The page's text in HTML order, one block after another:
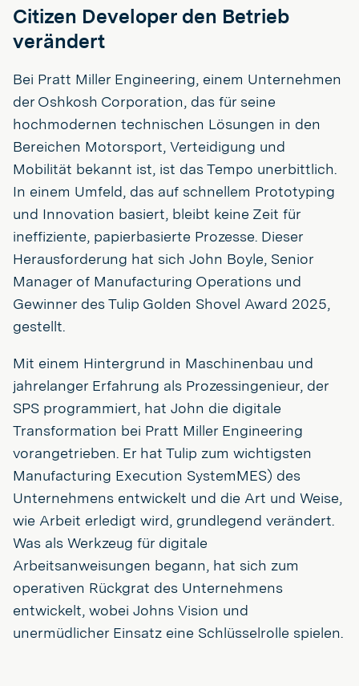
Citizen Developer den Betrieb
verändert
Bei Pratt Miller Engineering, einem Unternehmen
der Oshkosh Corporation, das für seine
hochmodernen technischen Lösungen in den
Bereichen Motorsport, Verteidigung und
Mobilität bekannt ist, ist das Tempo unerbittlich.
In einem Umfeld, das auf schnellem Prototyping
und Innovation basiert, bleibt keine Zeit für
ineffiziente, papierbasierte Prozesse. Dieser
Herausforderung hat sich John Boyle, Senior
Manager of Manufacturing Operations und
Gewinner des Tulip Golden Shovel Award 2025,
gestellt.
Mit einem Hintergrund in Maschinenbau und
jahrelanger Erfahrung als Prozessingenieur, der
SPS programmiert, hat John die digitale
Transformation bei Pratt Miller Engineering
vorangetrieben. Er hat Tulip zum wichtigsten
Manufacturing Execution SystemMES) des
Unternehmens entwickelt und die Art und Weise,
wie Arbeit erledigt wird, grundlegend verändert.
Was als Werkzeug für digitale
Arbeitsanweisungen begann, hat sich zum
operativen Rückgrat des Unternehmens
entwickelt, wobei Johns Vision und
unermüdlicher Einsatz eine Schlüsselrolle spielen.